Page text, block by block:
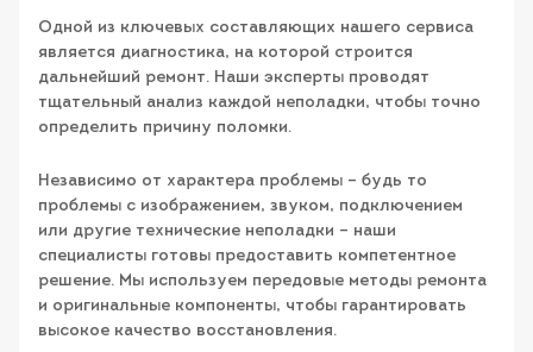
Одной из ключевых составляющих нашего сервиса
является диагностика, на которой строится
дальнейший ремонт. Наши эксперты проводят
тщательный анализ каждой неполадки, чтобы точно
определить причину поломки.
Независимо от характера проблемы – будь то
проблемы с изображением, звуком, подключением
или другие технические неполадки – наши
специалисты готовы предоставить компетентное
решение. Мы используем передовые методы ремонта
и оригинальные компоненты, чтобы гарантировать
высокое качество восстановления.